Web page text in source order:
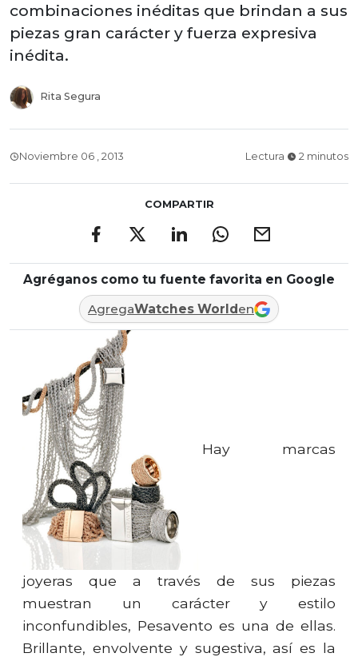
combinaciones inéditas que brindan a sus
piezas gran carácter y fuerza expresiva
inédita.
Rita Segura
Noviembre 06 , 2013 Lectura 2 minutos
COMPARTIR
Agréganos como tu fuente favorita en Google
AgregaWatches World en
Hay marcas
joyeras que a través de sus piezas
muestran un carácter y estilo
inconfundibles, Pesavento es una de ellas.
Brillante, envolvente y sugestiva, así es la